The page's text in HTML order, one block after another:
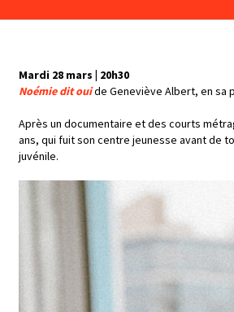
Mardi 28 mars | 20h30
Noémie dit ouide Geneviève Albert, en sa
Après un documentaire et des courts
ans, qui fuit son centre jeunesse avant de
juvénile.